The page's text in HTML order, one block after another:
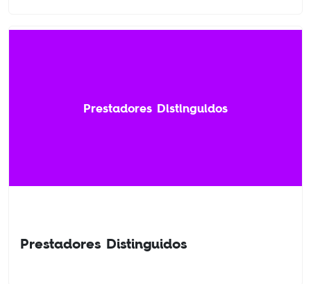
Prestadores Distinguidos
Prestadores Distinguidos